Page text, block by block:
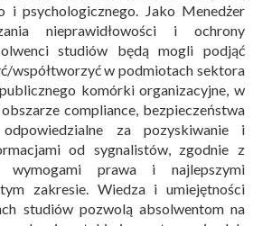
i psychologicznego. Jako Menedżer
nieprawidłowości i ochrony
studiów będą mogli podjąć
współtworzyć w podmiotach sektora
komórki organizacyjne, w
compliance, bezpieczeństwa
za pozyskiwanie i
od sygnalistów, zgodnie z
wymogami prawa i najlepszymi
zakresie. Wiedza i umiejętności
studiów pozwolą absolwentom na